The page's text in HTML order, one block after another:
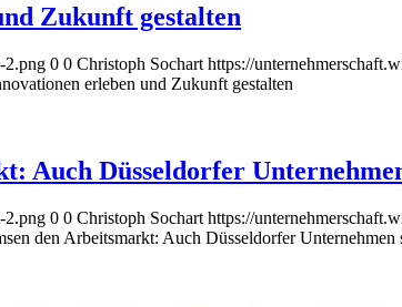
Zukunft gestalten
2.png 0 0 Christoph Sochart https://
erleben und Zukunft gestalten
Auch Düsseldorfer
2.png 0 0 Christoph Sochart https://
den Arbeitsmarkt: Auch Düsseldorfer